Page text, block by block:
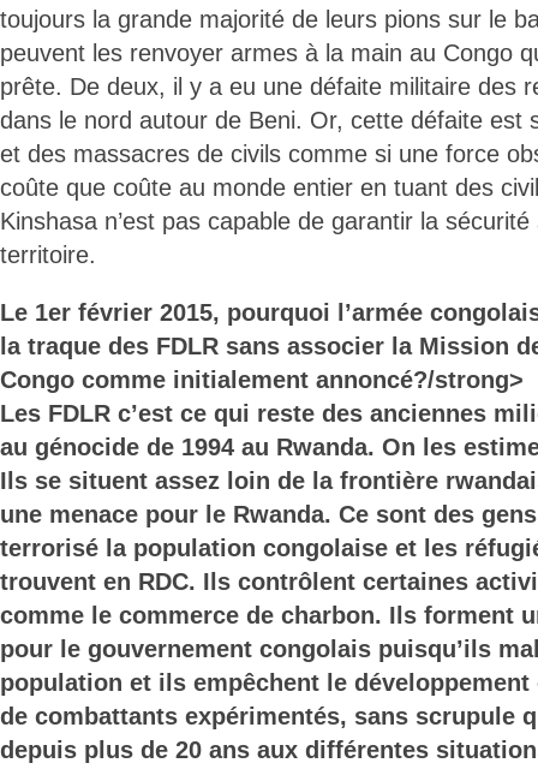
toujours la grande majorité de leurs pions sur le
peuvent les renvoyer armes à la main au Congo
prête. De deux, il y a eu une défaite militaire des
dans le nord autour de Beni. Or, cette défaite est
et des massacres de civils comme si une force
coûte que coûte au monde entier en tuant des
Kinshasa n’est pas capable de garantir la
territoire.
Le 1er février 2015, pourquoi l’armée
la traque des FDLR sans associer la Mission
Congo comme initialement annoncé?/strong>
Les FDLR c’est ce qui reste des anciennes
au génocide de 1994 au Rwanda. On les
Ils se situent assez loin de la frontière
une menace pour le Rwanda. Ce sont des
terrorisé la population congolaise et les
trouvent en RDC. Ils contrôlent certaines
comme le commerce de charbon. Ils forment
pour le gouvernement congolais puisqu’ils
population et ils empêchent le développement
de combattants expérimentés, sans scrupule
depuis plus de 20 ans aux différentes